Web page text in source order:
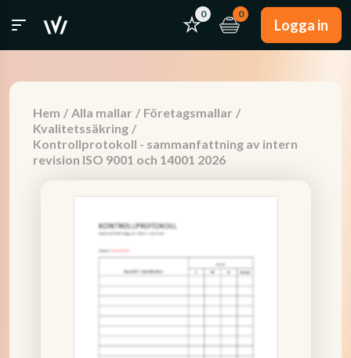
0 0
Logga in
Hem / Alla mallar / Företagsmallar /
Kvalitetssäkring /
Kontrollprotokoll - sammanfattning av intern
revision ISO 9001 och 14001 2026